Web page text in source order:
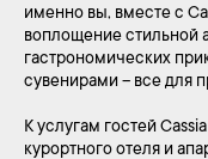
именно вы, вместе с
воплощение стильной
гастрономических
сувенирами – все для
К услугам гостей
курортного отеля и